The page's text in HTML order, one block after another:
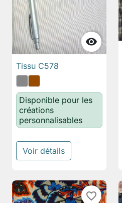

Tissu C578
Disponible pour les
créations
personnalisables
Voir détails
favorite_border